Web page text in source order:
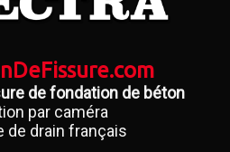
de fondation de béton
par caméra
de drain français